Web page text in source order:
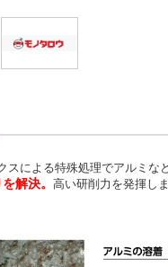
スによる特殊処理でアルミな
解決。 高い研削力を発揮しま